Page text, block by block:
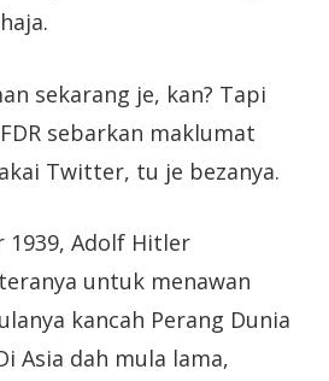
sekarang je, kan? Tapi
sebarkan maklumat
Twitter, tu je bezanya.
1939, Adolf Hitler
untuk menawan
kancah Perang Dunia
Asia dah mula lama,